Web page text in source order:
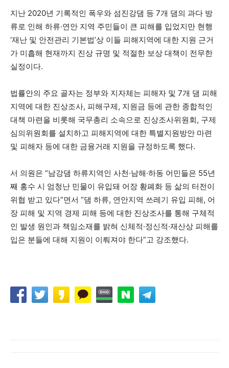
지난 2020년 기록적인 폭우와 섬진강댐 등 7개 댐의 과다 방
류로 인해 하류·연안 지역 주민들이 큰 피해를 입었지만 현행
‘재난 및 안전관리 기본법’상 이들 피해지역에 대한 지원 근거
가 미흡해 현재까지 진상 규명 및 적절한 보상 대책이 전무한
실정이다.
법률안의 주요 골자는 정부와 지자체는 피해자 및 7개 댐 피해
지역에 대한 진상조사, 피해구제, 지원금 등에 관한 종합적인
대책 마련을 비롯해 국무총리 소속으로 진상조사위원회, 구제
심의위원회를 설치하고 피해지역에 대한 특별지원방안 마련
및 피해자 등에 대한 금융거래 지원을 규정하도록 했다.
서 의원은 “남강댐 하류지역인 사천·남해·하동 어민들은 55년
째 홍수 시 엄청난 민물이 유입돼 어장 황폐화 등 삶의 터전이
위협 받고 있다”면서 “댐 하류, 연안지역 쓰레기 유입 피해, 어
장 피해 및 지역 경제 피해 등에 대한 진상조사를 통해 구체적
인 발생 원인과 책임소재를 밝혀 신체적·정신적·재산상 피해를
입은 분들에 대해 지원이 이뤄져야 한다”고 강조했다.